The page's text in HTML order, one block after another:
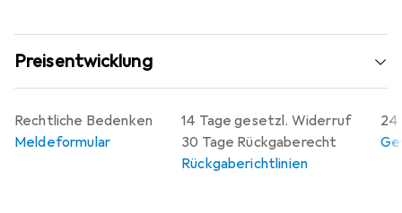
Preisentwicklung
14 Tage gesetzl. Widerruf
30 Tage Rückgaberecht
Rückgaberichtlinien
24
Rechtliche Bedenken
Meldeformular